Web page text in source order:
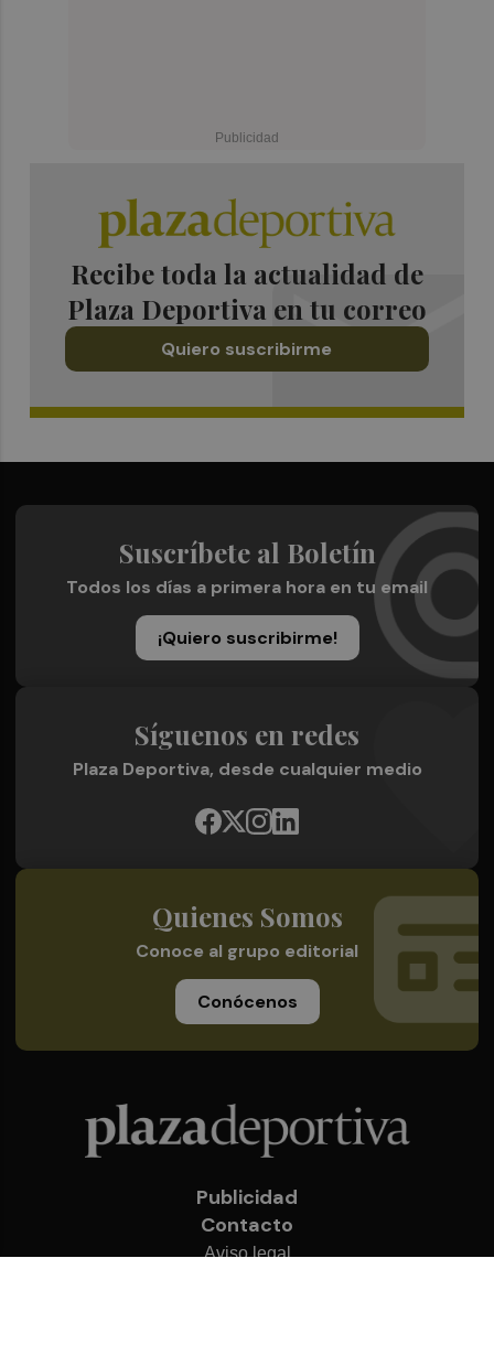
Recibe toda la actualidad de
Plaza Deportiva en tu correo
Quiero suscribirme
Suscríbete al Boletín
Todos los días a primera hora en tu email
¡Quiero suscribirme!
Síguenos en redes
Plaza Deportiva, desde cualquier medio
Quienes Somos
Conoce al grupo editorial
Conócenos
Publicidad
Contacto
Aviso legal